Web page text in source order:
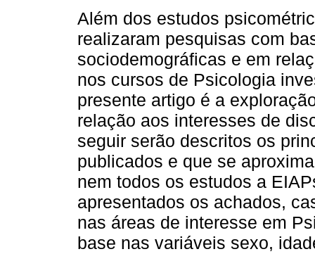
Além dos estudos
realizaram pesquisas com
sociodemográficas e em
nos cursos de Psicologia
presente artigo é a
relação aos interesses de
seguir serão descritos os
publicados e que se
nem todos os estudos a
apresentados os achados,
nas áreas de interesse em
base nas variáveis sexo,